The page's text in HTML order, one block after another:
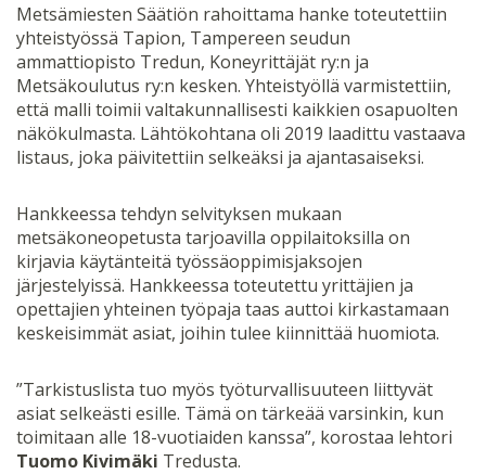
Metsämiesten Säätiön rahoittama hanke toteutettiin
yhteistyössä Tapion, Tampereen seudun
ammattiopisto Tredun, Koneyrittäjät ry:n ja
Metsäkoulutus ry:n kesken. Yhteistyöllä varmistettiin,
että malli toimii valtakunnallisesti kaikkien osapuolten
näkökulmasta. Lähtökohtana oli 2019 laadittu vastaava
listaus, joka päivitettiin selkeäksi ja ajantasaiseksi.
Hankkeessa tehdyn selvityksen mukaan
metsäkoneopetusta tarjoavilla oppilaitoksilla on
kirjavia käytänteitä työssäoppimisjaksojen
järjestelyissä. Hankkeessa toteutettu yrittäjien ja
opettajien yhteinen työpaja taas auttoi kirkastamaan
keskeisimmät asiat, joihin tulee kiinnittää huomiota.
”Tarkistuslista tuo myös työturvallisuuteen liittyvät
asiat selkeästi esille. Tämä on tärkeää varsinkin, kun
toimitaan alle 18-vuotiaiden kanssa”, korostaa lehtori
Tuomo Kivimäki Tredusta.